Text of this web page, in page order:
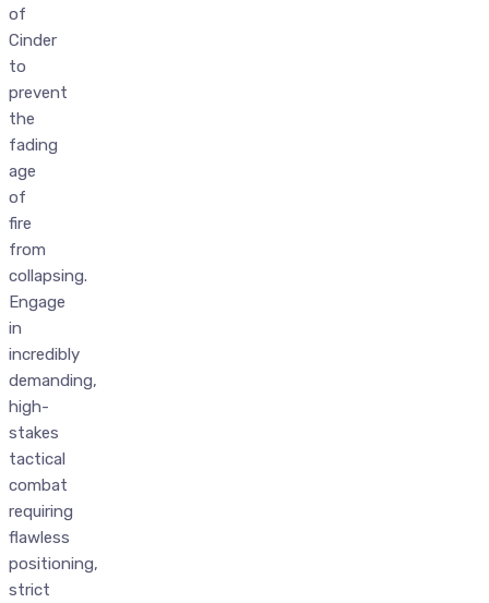
of
Cinder
to
prevent
the
fading
age
of
fire
from
collapsing.
Engage
in
incredibly
demanding,
high-
stakes
tactical
combat
requiring
flawless
positioning,
strict